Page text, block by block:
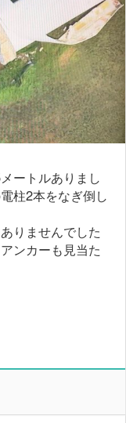
ートルありまし
柱2本をなぎ倒し
りませんでした
ンカーも見当た